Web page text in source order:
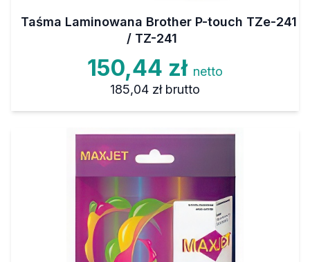
Taśma Laminowana Brother P-touch TZe-241
/ TZ-241
150,44 zł netto
185,04 zł brutto